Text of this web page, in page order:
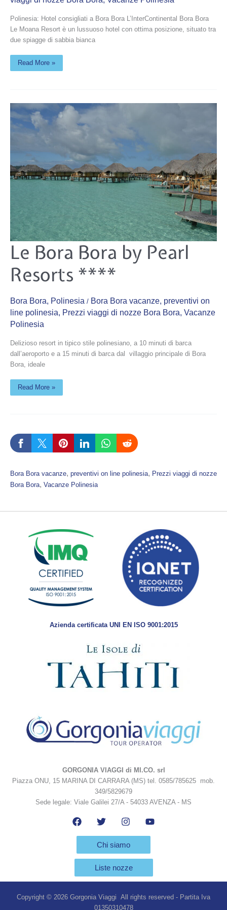
Polinesia: Hotel consigliati a Bora Bora L’InterContinental Bora Bora
Le Moana Resort è un lussuoso hotel con ottima posizione, situato tra
due spiagge di sabbia bianca
Read More »
Le Bora Bora by Pearl
Resorts ****
Bora Bora, Polinesia / Bora Bora vacanze, preventivi on
line polinesia, Prezzi viaggi di nozze Bora Bora, Vacanze
Polinesia
Delizioso resort in tipico stile polinesiano, a 10 minuti di barca
dall’aeroporto e a 15 minuti di barca dal villaggio principale di Bora
Bora, ideale
Le
Bora
Bora
by
Pearl
Resorts
****
Read More »
Bora Bora vacanze, preventivi on line polinesia, Prezzi viaggi di nozze
Bora Bora, Vacanze Polinesia
Azienda certificata UNI EN ISO 9001:2015
GORGONIA VIAGGI di MI.CO. srl
Piazza ONU, 15 MARINA DI CARRARA (MS) tel. 0585/785625 mob.
349/5829679
Sede legale: Viale Galilei 27/A - 54033 AVENZA - MS
Chi siamo
Liste nozze
Copyright © 2026 Gorgonia Viaggi All rights reserved - Partita Iva
01350310478